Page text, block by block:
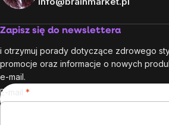
Zapisz się do newslettera
i otrzymuj porady dotyczące zdrowego
promocje oraz informacje o nowych
e-mail.
E-mail